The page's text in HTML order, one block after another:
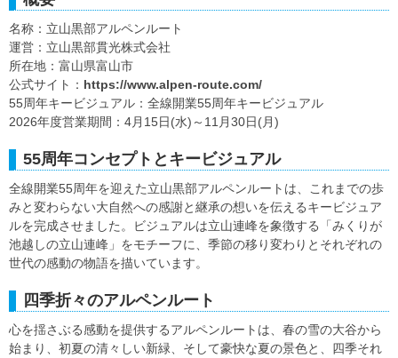
名称：立山黒部アルペンルート
運営：立山黒部貫光株式会社
所在地：富山県富山市
公式サイト： https://www.alpen-route.com/
55周年キービジュアル：全線開業55周年キービジュアル
2026年度営業期間：4月15日(水)～11月30日(月)
55周年コンセプトとキービジュアル
全線開業55周年を迎えた立山黒部アルペンルートは、これまでの歩
みと変わらない大自然への感謝と継承の想いを伝えるキービジュア
ルを完成させました。ビジュアルは立山連峰を象徴する「みくりが
池越しの立山連峰」をモチーフに、季節の移り変わりとそれぞれの
世代の感動の物語を描いています。
四季折々のアルペンルート
心を揺さぶる感動を提供するアルペンルートは、春の雪の大谷から
始まり、初夏の清々しい新緑、そして豪快な夏の景色と、四季それ